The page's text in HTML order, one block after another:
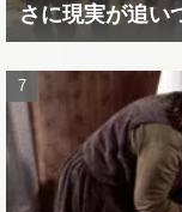
さに現実が追い